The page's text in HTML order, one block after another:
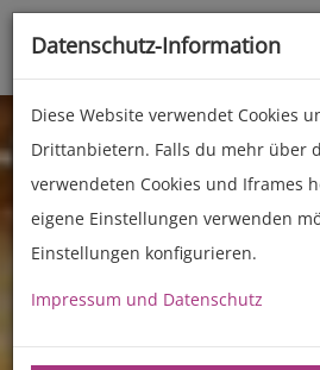
Datenschutz-Information
Diese Website verwendet Cookies
Drittanbietern. Falls du mehr über
verwendeten Cookies und Iframes
eigene Einstellungen verwenden
Einstellungen konfigurieren.
Impressum und Datenschutz